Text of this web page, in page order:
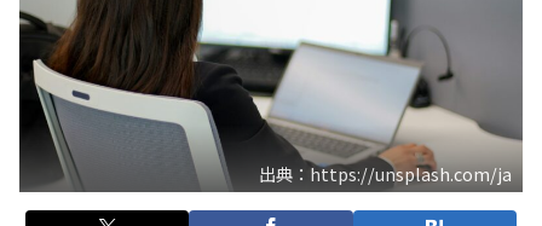
出典：https://unsplash.com/ja